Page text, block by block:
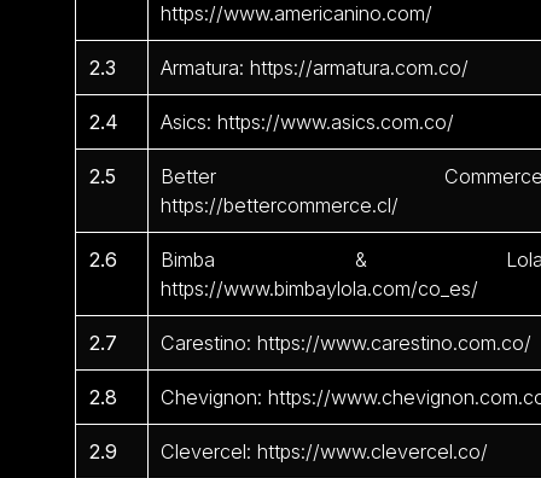
https://www.americanino.com/
2.3 Armatura: https://armatura.com.co/
2.4 Asics: https://www.asics.com.co/
2.5
Better
https://bettercommerce.cl/
2.6
Bimba &
https://www.bimbaylola.com/co_es/
2.7 Carestino: https://www.carestino.com.co/
2.8 Chevignon: https://
2.9 Clevercel: https://www.clevercel.co/